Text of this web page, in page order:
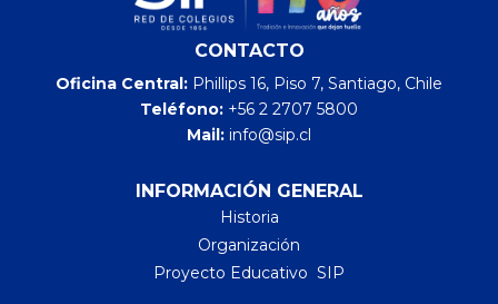
CONTACTO
Oficina Central: Phillips 16, Piso 7, Santiago, Chile
Teléfono: +56 2 2707 5800
Mail: info@sip.cl
INFORMACIÓN GENERAL
Historia
Organización
Proyecto Educativo SIP